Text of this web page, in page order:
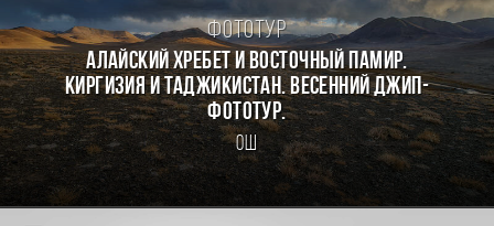
Фототур
Алайский хребет и Восточный Памир.
Киргизия и Таджикистан. Весенний джип-
фототур.
Ош